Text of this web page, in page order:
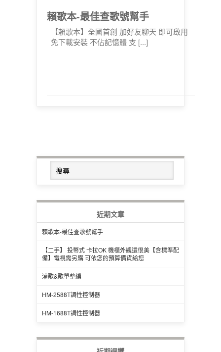
賴歌本-最佳查歌號幫手
【賴歌本】全國首創 加好友聊天 即可啟用
免下載安裝 不佔記憶體 支 [...]
近期文章
賴歌本-最佳查歌號幫手
【二手】 投幣式 卡拉OK 機櫃外觀還很美【含標準配
備】電視需另購 可依您的預算備貨給您
灌歌&歌單整編
HM-2588T調性控制器
HM-1688T調性控制器